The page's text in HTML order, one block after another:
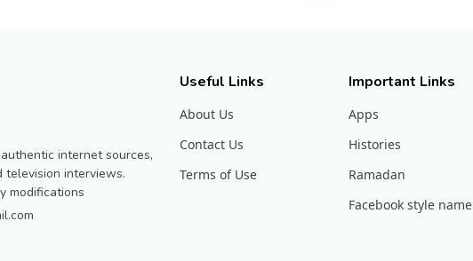
internet sources,
television interviews.
modifications
Useful Links
About Us
Contact Us
Terms of Use
Important Links
Apps
Histories
Ramadan
Facebook style name